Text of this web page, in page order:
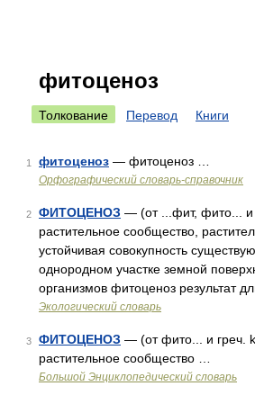
фитоценоз
Толкование Перевод Книги
1 фитоценоз — фитоценоз …
Орфографический словарь-справочник
2 ФИТОЦЕНОЗ — (от ...фит, фито... и
растительное сообщество,
устойчивая совокупность
однородном участке земной
организмов фитоценоз результат
Экологический словарь
3 ФИТОЦЕНОЗ — (от фито... и греч.
растительное сообщество …
Большой Энциклопедический словарь